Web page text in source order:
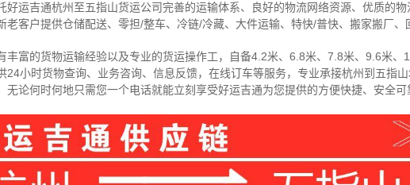
好运吉通杭州至五指山货运公司完善的运输体系、良好的物流网络资源、优质的
老客户提供仓储配送、零担/整车、冷链/冷藏、大件运输、特快/普快、搬家搬厂、
丰富的货物运输经验以及专业的货运操作工，自备4.2米、6.8米、7.8米、9.6米、
24小时货物查询、业务咨询、信息反馈，在线订车等服务， 专业承接杭州到五指
无论何时何地只需您一个电话就能立刻享受好运吉通为您提供的方便快捷、安全可